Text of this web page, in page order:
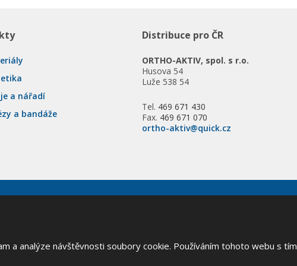
a nářadí
a bandáže
Distribuce pro ČR
ORTHO-AKTIV, spol. s r.o.
Husova 54
Luže 538 54
Tel. 469 671 430
Fax. 469 671 070
ortho-aktiv@quick.cz
a analýze návštěvnosti soubory cookie. Používáním tohoto webu s tím